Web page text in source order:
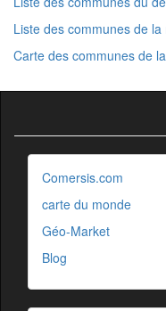
Liste des communes de
Carte des communes de
Comersis.com
carte du monde
Géo-Market
Blog